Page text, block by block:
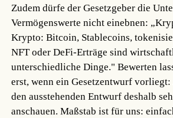
Zudem dürfe der Gesetzgeber die
Vermögenswerte nicht einebnen:
Krypto: Bitcoin, Stablecoins,
NFT oder DeFi-Erträge sind
unterschiedliche Dinge." Bewerten
erst, wenn ein Gesetzentwurf vorliegt:
den ausstehenden Entwurf deshalb
anschauen. Maßstab ist für uns: